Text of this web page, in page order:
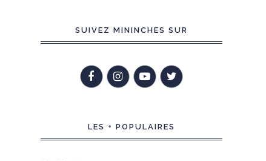
SUIVEZ MININCHES SUR
LES + POPULAIRES